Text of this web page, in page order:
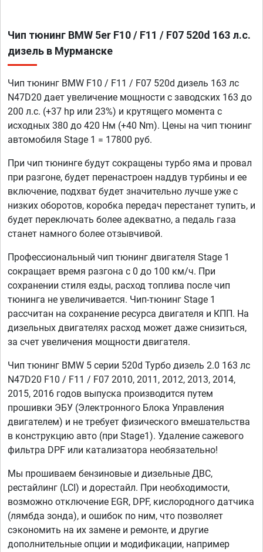
Чип тюнинг BMW 5er F10 / F11 / F07 520d 163 л.с.
дизель в Мурманске
Чип тюнинг BMW F10 / F11 / F07 520d дизель 163 лс
N47D20 дает увеличение мощности с заводских 163 до
200 л.с. (+37 hp или 23%) и крутящего момента с
исходных 380 до 420 Нм (+40 Nm). Цены на чип тюнинг
автомобиля Stage 1 = 17800 руб.
При чип тюнинге будут сокращены турбо яма и провал
при разгоне, будет перенастроен наддув турбины и ее
включение, подхват будет значительно лучше уже с
низких оборотов, коробка передач перестанет тупить, и
будет переключать более адекватно, а педаль газа
станет намного более отзывчивой.
Профессиональный чип тюнинг двигателя Stage 1
сокращает время разгона с 0 до 100 км/ч. При
сохранении стиля езды, расход топлива после чип
тюнинга не увеличивается. Чип-тюнинг Stage 1
рассчитан на сохранение ресурса двигателя и КПП. На
дизельных двигателях расход может даже снизиться,
за счет увеличения мощности двигателя.
Чип тюнинг BMW 5 серии 520d Турбо дизель 2.0 163 лс
N47D20 F10 / F11 / F07 2010, 2011, 2012, 2013, 2014,
2015, 2016 годов выпуска производится путем
прошивки ЭБУ (Электронного Блока Управления
двигателем) и не требует физического вмешательства
в конструкцию авто (при Stage1). Удаление сажевого
фильтра DPF или катализатора необязательно!
Мы прошиваем бензиновые и дизельные ДВС,
рестайлинг (LCI) и дорестайл. При необходимости,
возможно отключение EGR, DPF, кислородного датчика
(лямбда зонда), и ошибок по ним, что позволяет
сэкономить на их замене и ремонте, и другие
дополнительные опции и модификации, например